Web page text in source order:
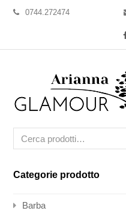
0744.272474
Categorie prodotto
Barba